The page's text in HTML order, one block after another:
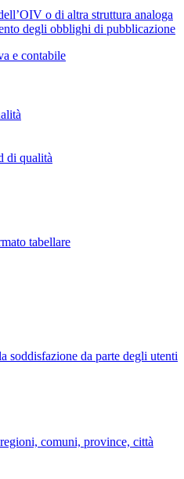
o di altra struttura analoga
degli obblighi di pubblicazione
e contabile
di qualità
tabellare
soddisfazione da parte degli utenti
comuni, province, città